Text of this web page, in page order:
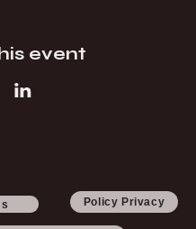
event
Policy Privacy